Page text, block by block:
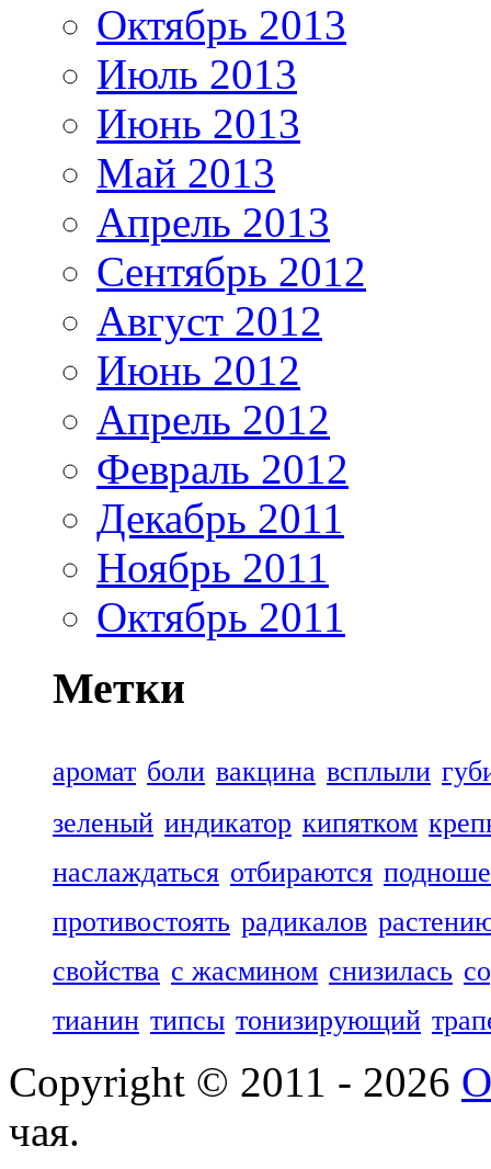
Октябрь 2013
Июль 2013
Июнь 2013
Май 2013
Апрель 2013
Сентябрь 2012
Август 2012
Июнь 2012
Апрель 2012
Февраль 2012
Декабрь 2011
Ноябрь 2011
Октябрь 2011
Метки
аромат боли вакцина всплыли
зеленый индикатор кипятком
наслаждаться отбираются
противостоять радикалов
свойства с жасмином снизилась
тианин типсы тонизирующий
Copyright © 2011 - 2026
чая.